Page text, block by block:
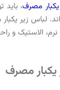
مصرف، باید
لباس زیر
الاستیک و
یکبار مصرف